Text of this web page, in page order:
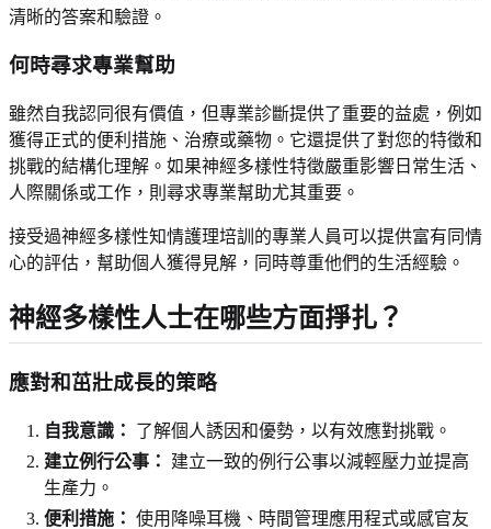
清晰的答案和驗證。
何時尋求專業幫助
雖然自我認同很有價值，但專業診斷提供了重要的益處，例如
獲得正式的便利措施、治療或藥物。它還提供了對您的特徵和
挑戰的結構化理解。如果神經多樣性特徵嚴重影響日常生活、
人際關係或工作，則尋求專業幫助尤其重要。
接受過神經多樣性知情護理培訓的專業人員可以提供富有同情
心的評估，幫助個人獲得見解，同時尊重他們的生活經驗。
神經多樣性人士在哪些方面掙扎？
應對和茁壯成長的策略
自我意識：
了解個人誘因和優勢，以有效應對挑戰。
建立例行公事：
建立一致的例行公事以減輕壓力並提高
生產力。
便利措施： 使用降噪耳機、時間管理應用程式或感官友